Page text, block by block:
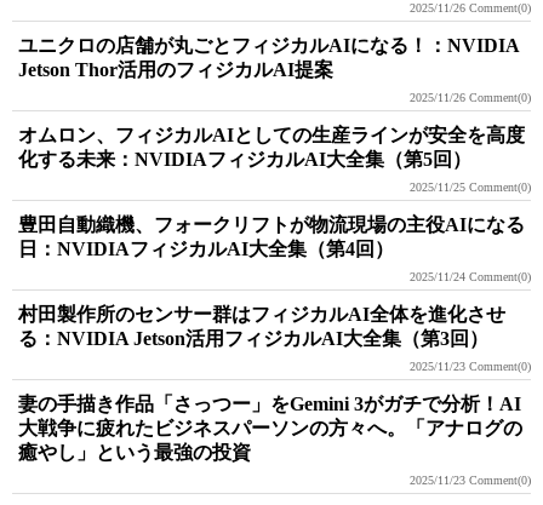
2025/11/26 Comment(0)
ユニクロの店舗が丸ごとフィジカルAIになる！：NVIDIA
Jetson Thor活用のフィジカルAI提案
2025/11/26 Comment(0)
オムロン、フィジカルAIとしての生産ラインが安全を高度
化する未来：NVIDIAフィジカルAI大全集（第5回）
2025/11/25 Comment(0)
豊田自動織機、フォークリフトが物流現場の主役AIになる
日：NVIDIAフィジカルAI大全集（第4回）
2025/11/24 Comment(0)
村田製作所のセンサー群はフィジカルAI全体を進化させ
る：NVIDIA Jetson活用フィジカルAI大全集（第3回）
2025/11/23 Comment(0)
妻の手描き作品「さっつー」をGemini 3がガチで分析！AI
大戦争に疲れたビジネスパーソンの方々へ。「アナログの
癒やし」という最強の投資
2025/11/23 Comment(0)